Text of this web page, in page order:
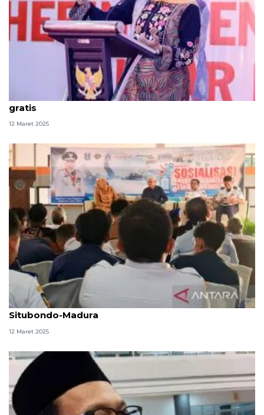
Pemprov Jatim kembali gelar program mudik
gratis
12 Maret 2025
Pemprov Jatim tetap sediakan kapal mudik gratis
Situbondo-Madura
12 Maret 2025